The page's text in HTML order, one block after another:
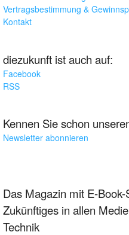
Vertragsbestimmung &
Kontakt
diezukunft ist auch auf:
Facebook
RSS
Kennen Sie schon
Newsletter abonnieren
Das Magazin mit E-
Zukünftiges in allen
Technik